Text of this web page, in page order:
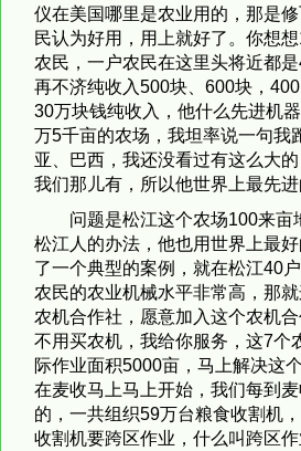
仪在美国哪里是农业用的，那是
民认为好用，用上就好了。你想
农民，一户农民在这里头将近都
再不济纯收入500块、600块，400
30万块钱纯收入，他什么先进机
万5千亩的农场，我坦率说一句我
亚、巴西，我还没看过有这么大
我们那儿有，所以他世界上最先进
问题是松江这个农场100来亩
松江人的办法，他也用世界上最
了一个典型的案例，就在松江40
农民的农业机械水平非常高，那
农机合作社，愿意加入这个农机
不用买农机，我给你服务，这7个
际作业面积5000亩，马上解决这
在麦收马上马上开始，我们每到
的，一共组织59万台粮食收割机
收割机要跨区作业，什么叫跨区